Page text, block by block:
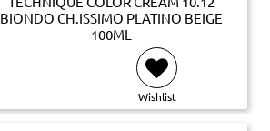
BIONDO CH.ISSIMO PLATINO BEIGE
100ML
Wishlist